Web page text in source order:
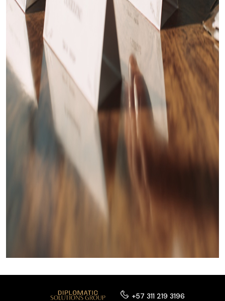
+57 311 219 3196